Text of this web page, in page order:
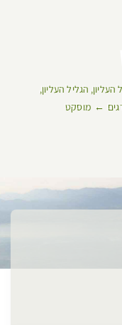
העליון הגליל העליון
מוסקט